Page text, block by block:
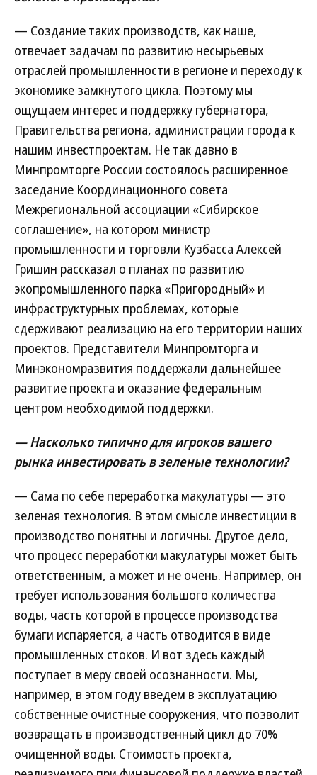
— Создание таких производств, как наше,
отвечает задачам по развитию несырьевых
отраслей промышленности в регионе и переходу к
экономике замкнутого цикла. Поэтому мы
ощущаем интерес и поддержку губернатора,
Правительства региона, администрации города к
нашим инвестпроектам. Не так давно в
Минпромторге России состоялось расширенное
заседание Координационного совета
Межрегиональной ассоциации «Сибирское
соглашение», на котором министр
промышленности и торговли Кузбасса Алексей
Гришин рассказал о планах по развитию
экопромышленного парка «Пригородный» и
инфраструктурных проблемах, которые
сдерживают реализацию на его территории наших
проектов. Представители Минпромторга и
Минэкономразвития поддержали дальнейшее
развитие проекта и оказание федеральным
центром необходимой поддержки.
— Насколько типично для игроков вашего
рынка инвестировать в зеленые технологии?
— Сама по себе переработка макулатуры — это
зеленая технология. В этом смысле инвестиции в
производство понятны и логичны. Другое дело,
что процесс переработки макулатуры может быть
ответственным, а может и не очень. Например, он
требует использования большого количества
воды, часть которой в процессе производства
бумаги испаряется, а часть отводится в виде
промышленных стоков. И вот здесь каждый
поступает в меру своей осознанности. Мы,
например, в этом году введем в эксплуатацию
собственные очистные сооружения, что позволит
возвращать в производственный цикл до 70%
очищенной воды. Стоимость проекта,